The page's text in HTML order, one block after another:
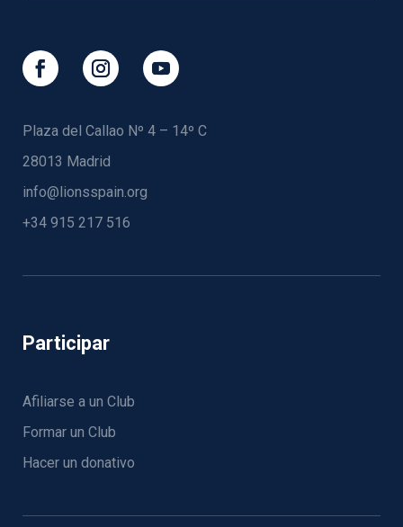
Participar
Afiliarse a un Club
Formar un Club
Hacer un donativo
Plaza del Callao Nº 4 – 14º C
28013 Madrid
info@lionsspain.org
+34 915 217 516